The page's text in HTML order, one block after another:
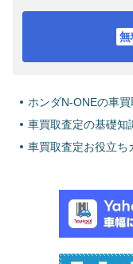
ホンダN-ONEの車
車買取査定の基礎知
車買取査定お役立ち